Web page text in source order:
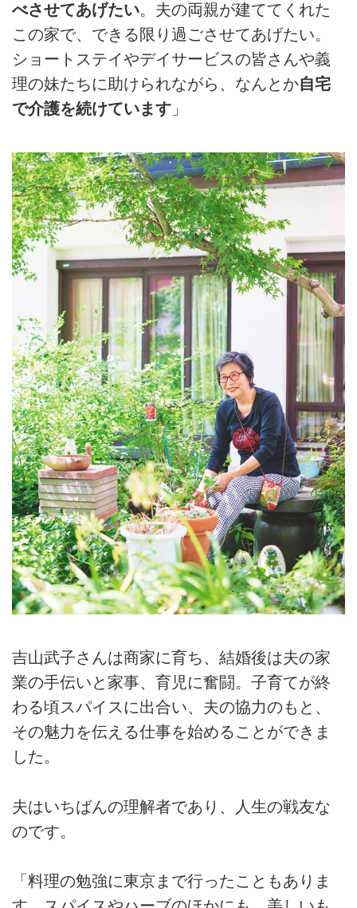
べさせてあげたい。夫の両親が建ててくれた
この家で、できる限り過ごさせてあげたい。
ショートステイやデイサービスの皆さんや義
理の妹たちに助けられながら、なんとか自宅
で介護を続けています 」
吉山武子さんは商家に育ち、結婚後は夫の家
業の手伝いと家事、育児に奮闘。子育てが終
わる頃スパイスに出合い、夫の協力のもと、
その魅力を伝える仕事を始めることができま
した。
夫はいちばんの理解者であり、人生の戦友な
のです。
「料理の勉強に東京まで行ったこともありま